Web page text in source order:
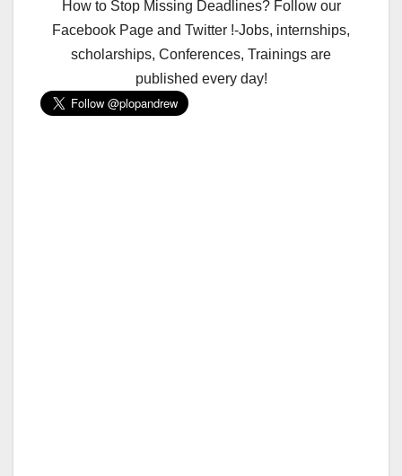
How to Stop Missing Deadlines? Follow our
Facebook Page and Twitter !-Jobs, internships,
scholarships, Conferences, Trainings are
published every day!